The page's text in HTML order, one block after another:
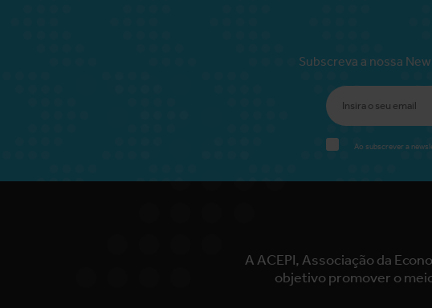
Subscreva a nossa
Ao subscrever a
A ACEPI, Associação da
objetivo promover o